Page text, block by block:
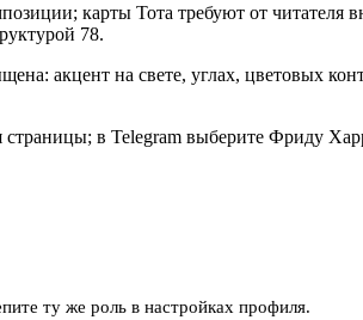
карты Тота требуют от
78.
акцент на свете, углах, цветовых
в Telegram выберите Фриду
ту же роль в настройках профиля.